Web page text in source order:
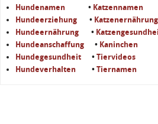
Hundenamen
• Katzennamen
Hundeerziehung • Katzenernährung
Hundeernährung •
Hundeanschaffung • Kaninchen
Hundegesundheit • Tiervideos
Hundeverhalten • Tiernamen